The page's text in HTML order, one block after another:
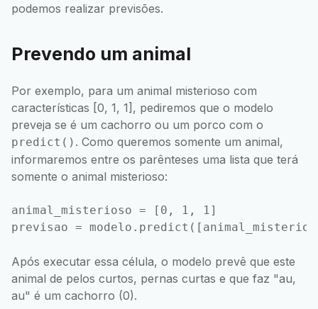
podemos realizar previsões.
Prevendo um animal
Por exemplo, para um animal misterioso com
características [0, 1, 1], pediremos que o modelo
preveja se é um cachorro ou um porco com o
predict() . Como queremos somente um animal,
informaremos entre os parênteses uma lista que terá
somente o animal misterioso:
animal_misterioso = [0, 1, 1]
Após executar essa célula, o modelo prevê que este
animal de pelos curtos, pernas curtas e que faz "au,
au" é um cachorro (0).